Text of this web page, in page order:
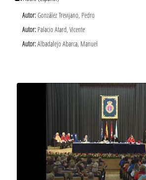
Autor:González Trevijano, Pedro
Autor: Palacio Atard, Vicente
Autor:Albadalejo Abarca, Manuel